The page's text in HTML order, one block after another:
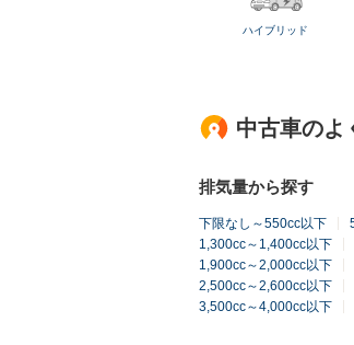
ハイブリッド
中古車のよ
排気量から探す
下限なし～550cc以下
1,300cc～1,400cc以下
1,900cc～2,000cc以下
2,500cc～2,600cc以下
3,500cc～4,000cc以下